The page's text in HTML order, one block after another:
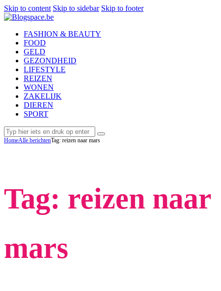
Skip to content Skip to sidebar Skip to footer
FASHION & BEAUTY
FOOD
GELD
GEZONDHEID
LIFESTYLE
REIZEN
WONEN
ZAKELIJK
DIEREN
SPORT
Tag: reizen naar
mars
HomeAlle berichtenTag: reizen naar mars